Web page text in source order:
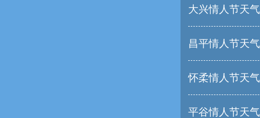
大兴情人节天气
昌平情人节天气
怀柔情人节天气
平谷情人节天气